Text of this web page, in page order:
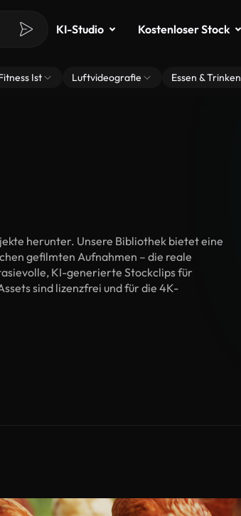
KI-Studio Kostenloser Stock
Ist Luftvideografie Essen & Trinken
herunter. Unsere Bibliothek bietet eine
gefilmten Aufnahmen – die reale
KI-generierte Stockclips für
sind lizenzfrei und für die 4K-